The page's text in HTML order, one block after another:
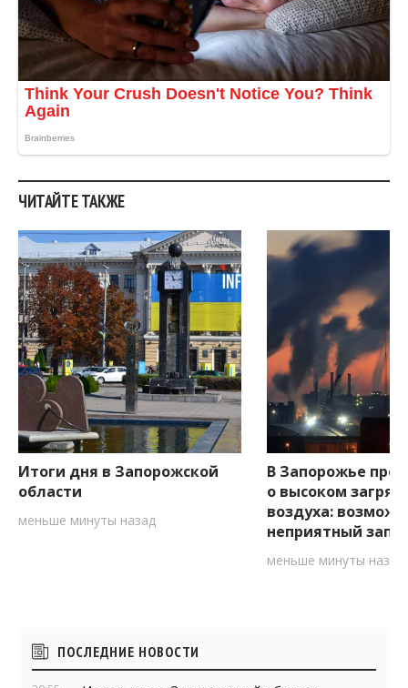
ЧИТАЙТЕ ТАКЖЕ
Итоги дня в Запорожской
области
меньше минуты назад
В Запорожье
о высоком
воздуха:
неприятный
меньше минуты назад
Боковые
виджеты
ПОСЛЕДНИЕ НОВОСТИ